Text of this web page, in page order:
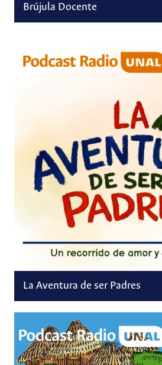
Brújula Docente
La Aventura de ser Padres